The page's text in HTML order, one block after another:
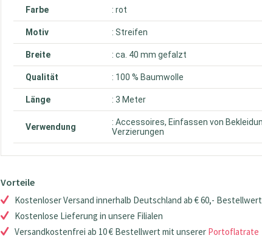
Farbe : rot
Motiv : Streifen
Breite : ca. 40 mm gefalzt
Qualität : 100 % Baumwolle
Länge : 3 Meter
Verwendung
: Accessoires, Einfassen von
Verzierungen
Vorteile
Kostenloser Versand innerhalb Deutschland ab € 60,- Bestellwert
Kostenlose Lieferung in unsere Filialen
Versandkostenfrei ab 10 € Bestellwert mit unserer Portoflatrate